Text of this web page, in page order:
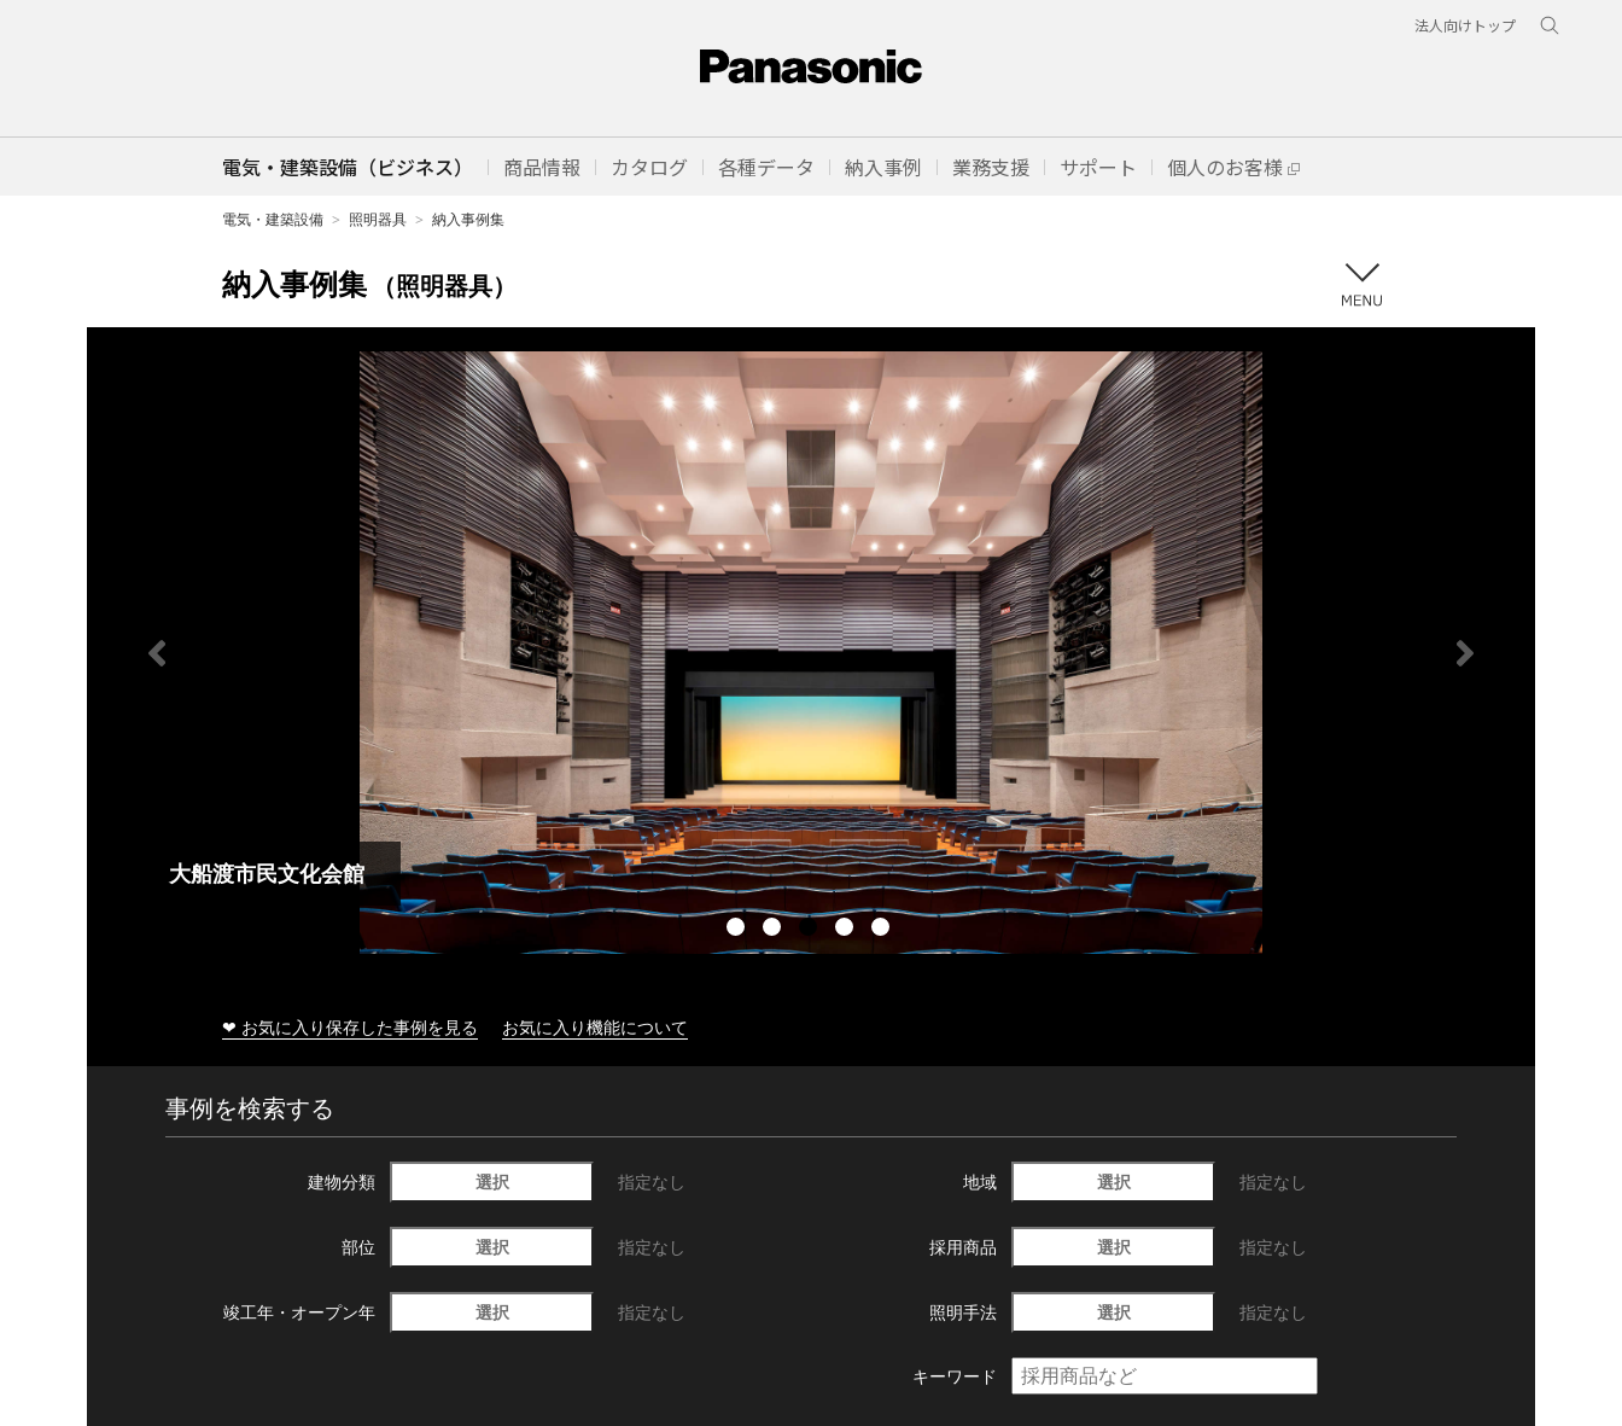
法人向けトップ
電気・建築設備（ビジネス） 商品情報 カタログ 各種データ 納入事例 業務支援 サポート 個人のお客様
電気・建築設備 照明器具 納入事例集
納入事例集 （照明器具）
大船渡市民文化会館
❤ お気に入り保存した事例を見る お気に入り機能について
事例を検索する
建物分類 選択 指定なし 地域 選択 指定なし
部位 選択 指定なし 採用商品 選択 指定なし
竣工年・ オープン年 選択 指定なし 照明手法 選択 指定なし
キーワード